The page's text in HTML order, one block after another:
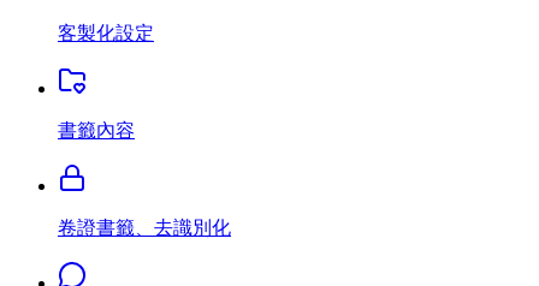
客製化設定
書籤內容
卷證書籤、去識別化